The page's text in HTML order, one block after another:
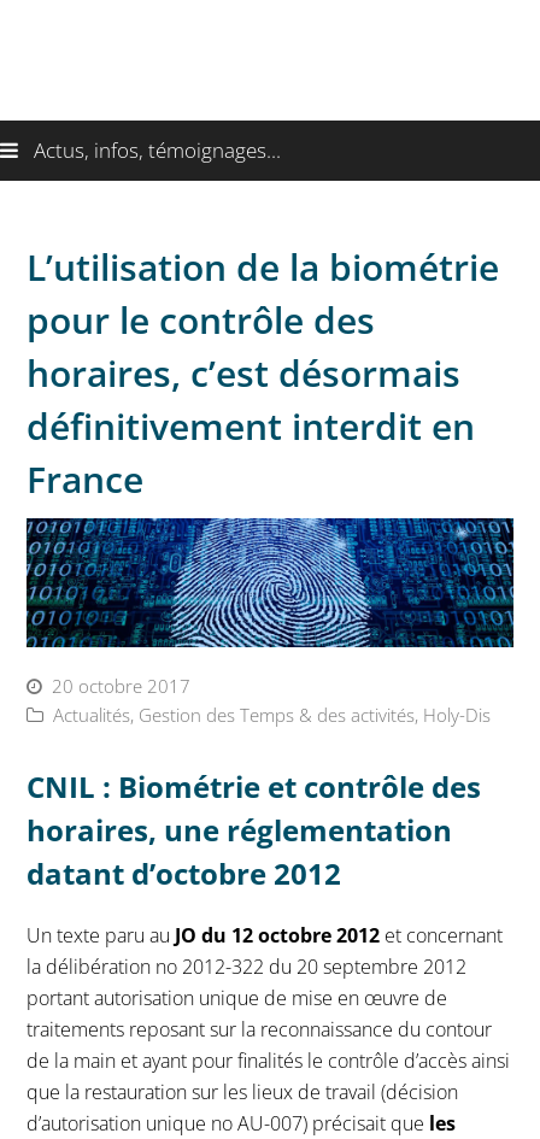
Actus, infos, témoignages...
L’utilisation de la biométrie
pour le contrôle des
horaires, c’est désormais
définitivement interdit en
France
20 octobre 2017
Actualités, Gestion des Temps & des activités, Holy-Dis
CNIL : Biométrie et contrôle des
horaires, une réglementation
datant d’octobre 2012
Un texte paru au JO du 12 octobre 2012 et concernant
la délibération no 2012-322 du 20 septembre 2012
portant autorisation unique de mise en œuvre de
traitements reposant sur la reconnaissance du contour
de la main et ayant pour finalités le contrôle d’accès ainsi
que la restauration sur les lieux de travail (décision
d’autorisation unique no AU-007) précisait que les